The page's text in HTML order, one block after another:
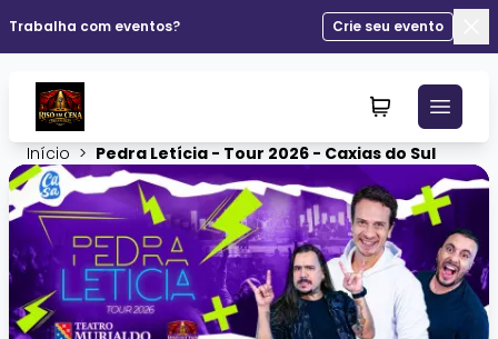
Trabalha com eventos?
Crie seu evento
Início > Pedra Letícia - Tour 2026 - Caxias do Sul